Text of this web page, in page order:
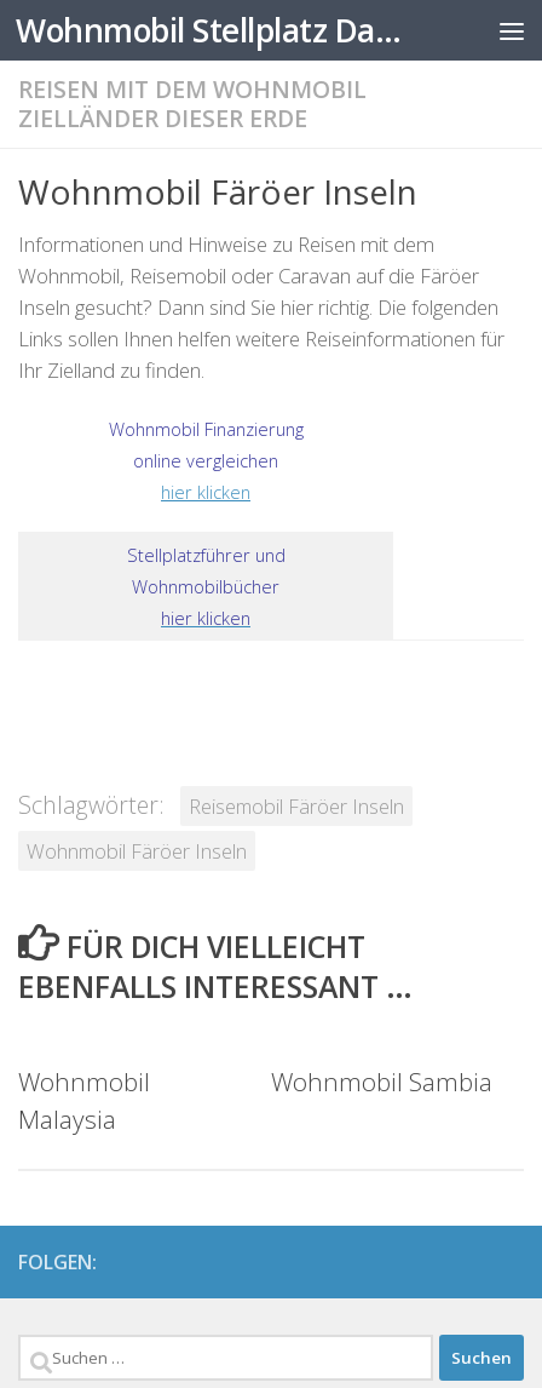
Zum Inhalt springen Wohnmobil Stellplatz Datenbank
REISEN MIT DEM WOHNMOBIL
ZIELLÄNDER DIESER ERDE
Wohnmobil Färöer Inseln
Informationen und Hinweise zu Reisen mit dem
Wohnmobil, Reisemobil oder Caravan auf die Färöer
Inseln gesucht? Dann sind Sie hier richtig. Die folgenden
Links sollen Ihnen helfen weitere Reiseinformationen für
Ihr Zielland zu finden.
Wohnmobil Finanzierung
online vergleichen
hier klicken
Stellplatzführer und
Wohnmobilbücher
hier klicken
Schlagwörter:
Reisemobil Färöer Inseln
Wohnmobil Färöer Inseln
FÜR DICH VIELLEICHT
EBENFALLS INTERESSANT …
Wohnmobil
Malaysia
Wohnmobil Sambia
FOLGEN:
Suchen